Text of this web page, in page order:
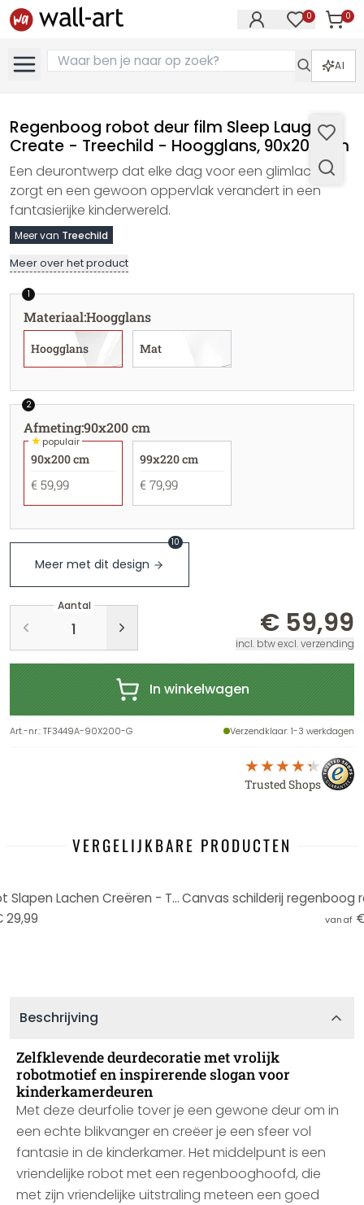
0 0
AI
Regenboog robot deur film Sleep Laugh
Create - Treechild - Hoogglans, 90x200 cm
Een deurontwerp dat elke dag voor een glimlach
zorgt en een gewoon oppervlak verandert in een
fantasierijke kinderwereld.
Meer van Treechild
Meer over het product
1
Materiaal:Hoogglans
Hoogglans Mat
2
Afmeting:90x200 cm
★populair
90x200 cm
€ 59,99
99x220 cm
€ 79,99
Meer met dit design
10
Aantal
€ 59,99
incl. btw excl. verzending
In winkelwagen
Art.-nr.:TF3449A-90X200-G Verzendklaar: 1-3 werkdagen
Trusted Shops
VERGELIJKBARE PRODUCTEN
Fotobehang Regenboog Robot Slapen Lachen Creëren - Treechild - Rond - Zelfklevend/niet-geweven
29,99
vanaf
Beschrijving
Zelfklevende deurdecoratie met vrolijk
robotmotief en inspirerende slogan voor
kinderkamerdeuren
Met deze deurfolie tover je een gewone deur om in
een echte blikvanger en creëer je een sfeer vol
fantasie in de kinderkamer. Het middelpunt is een
vriendelijke robot met een regenbooghoofd, die
met zijn vriendelijke uitstraling meteen een goed